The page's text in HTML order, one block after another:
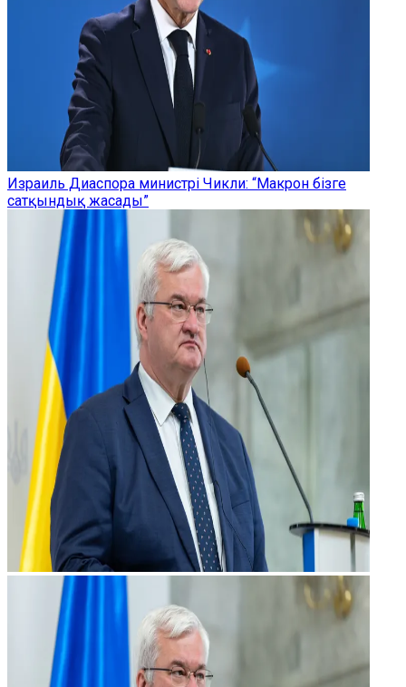
Израиль Диаспора министрі Чикли: “Макрон бізге
сатқындық жасады”